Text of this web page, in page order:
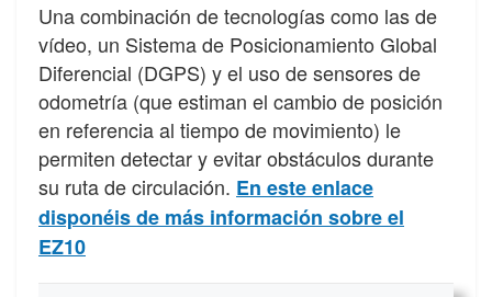
Una combinación de tecnologías como las de
vídeo, un Sistema de Posicionamiento Global
Diferencial (DGPS) y el uso de sensores de
odometría (que estiman el cambio de posición
en referencia al tiempo de movimiento) le
permiten detectar y evitar obstáculos durante
su ruta de circulación. En este enlace
disponéis de más información sobre el
EZ10